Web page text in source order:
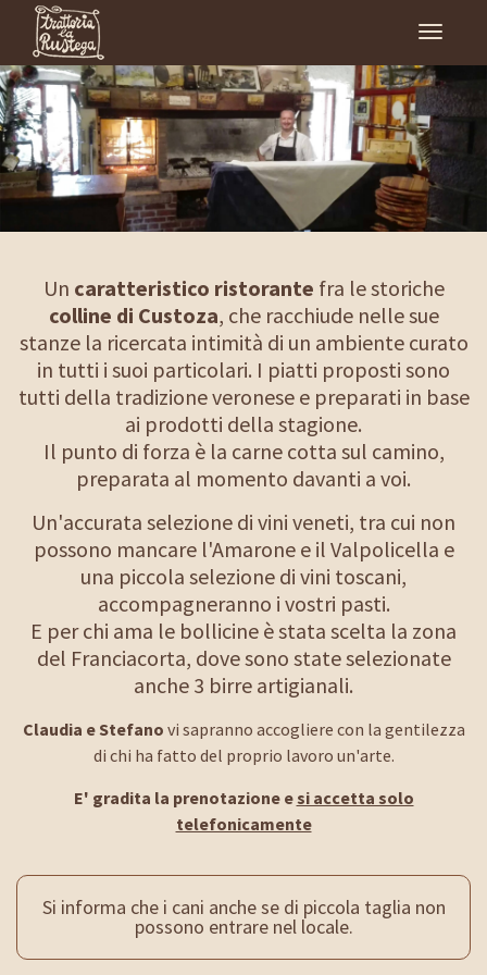
Toggle
Un caratteristico ristorante fra le storiche
colline di Custoza, che racchiude nelle sue
stanze la ricercata intimità di un ambiente curato
in tutti i suoi particolari. I piatti proposti sono
tutti della tradizione veronese e preparati in base
ai prodotti della stagione.
Il punto di forza è la carne cotta sul camino,
preparata al momento davanti a voi.
Un'accurata selezione di vini veneti, tra cui non
possono mancare l'Amarone e il Valpolicella e
una piccola selezione di vini toscani,
accompagneranno i vostri pasti.
E per chi ama le bollicine è stata scelta la zona
del Franciacorta, dove sono state selezionate
anche 3 birre artigianali.
Claudia e Stefano vi sapranno accogliere con la gentilezza
di chi ha fatto del proprio lavoro un'arte.
E' gradita la prenotazione esi accetta solo
telefonicamente
Si informa che i cani anche se di piccola taglia non
possono entrare nel locale.